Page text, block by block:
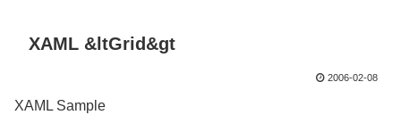
XAML &ltGrid&gt
2006-02-08
XAML Sample